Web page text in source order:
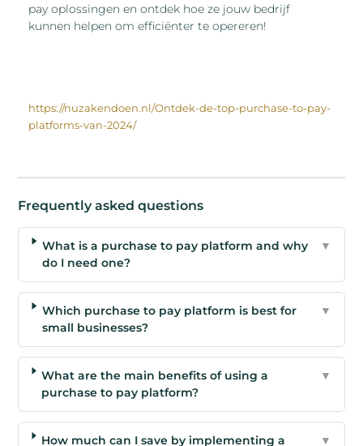
pay oplossingen en ontdek hoe ze jouw bedrijf
kunnen helpen om efficiënter te opereren!
https://nuzakendoen.nl/Ontdek-de-top-purchase-to-pay-
platforms-van-2024/
Frequently asked questions
What is a purchase to pay platform and why
do I need one?
▼
Which purchase to pay platform is best for
small businesses?
▼
What are the main benefits of using a
purchase to pay platform?
▼
How much can I save by implementing a ▼